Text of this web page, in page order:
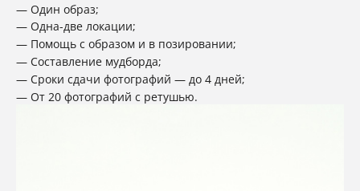
Один образ;
Одна-две локации;
Помощь с образом и в позировании;
Составление мудборда;
Сроки сдачи фотографий — до 4 дней;
От 20 фотографий с ретушью.